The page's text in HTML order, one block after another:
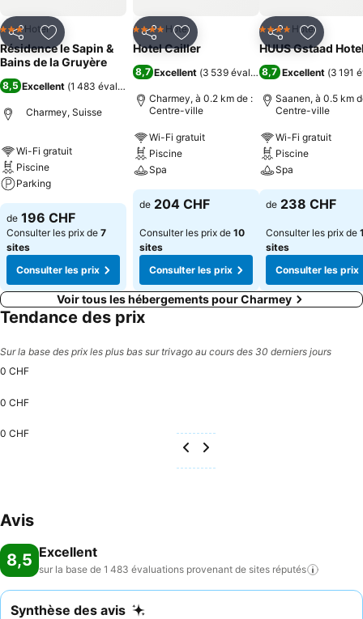
PartagerAjouter à mes favoris
3 ÉtoilesHotel
Résidence le Sapin &
Bains de la Gruyère
8,5 Excellent (1 483 évaluations
Charmey, Suisse
Wi-Fi gratuit
Piscine
Parking
de 196 CHF
Consulter les prix de 7
sites
Consulter les prix
PartagerAjouter à mes favoris
4 ÉtoilesHotel
Hotel Cailler
8,7 Excellent (3 539 évaluations)
Charmey, à 0.2 km de :
Centre-ville
Wi-Fi gratuit
Piscine
Spa
de 204 CHF
Consulter les prix de 10
sites
Consulter les prix
PartagerAjouter
4 ÉtoilesHotel
HUUS Gstaad
8,7 Excellent (3 191
Saanen, à 0.5 km
Centre-ville
Wi-Fi gratuit
Piscine
Spa
de 238 CHF
Consulter les prix de
sites
Consulter les prix
Voir tous les hébergements pour Charmey
Tendance des prix
Sur la base des prix les plus bas sur trivago au cours des 30 derniers jours
0 CHF
0 CHF
0 CHF
Avis
8,5 Excellent
sur la base de 1 483 évaluations provenant de sites réputés
Synthèse des avis